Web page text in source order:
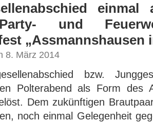
und
„Assmannshausen
8. März 2014
bzw.
Polterabend als Form des
Dem zukünftigen
noch einmal Gelegenheit